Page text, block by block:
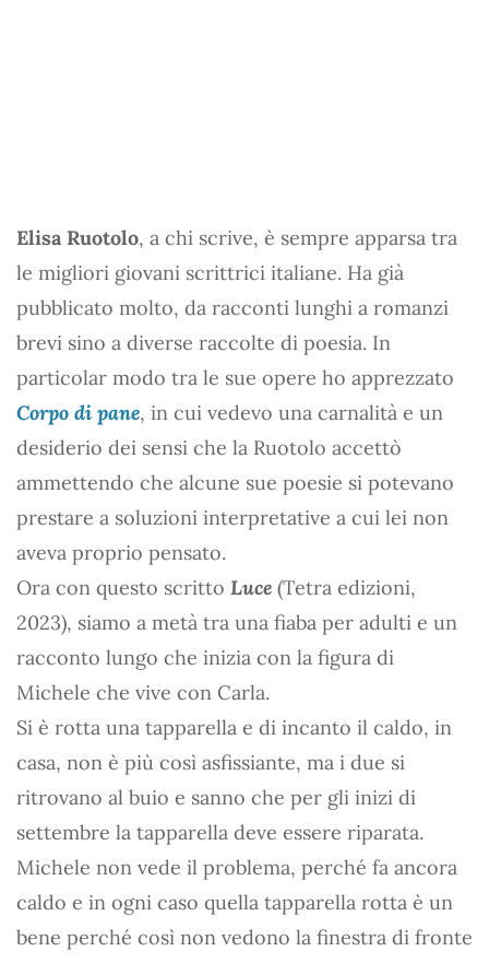
Elisa Ruotolo, a chi scrive, è sempre apparsa tra
le migliori giovani scrittrici italiane. Ha già
pubblicato molto, da racconti lunghi a romanzi
brevi sino a diverse raccolte di poesia. In
particolar modo tra le sue opere ho apprezzato
Corpo di pane, in cui vedevo una carnalità e un
desiderio dei sensi che la Ruotolo accettò
ammettendo che alcune sue poesie si potevano
prestare a soluzioni interpretative a cui lei non
aveva proprio pensato.
Ora con questo scritto Luce (Tetra edizioni,
2023), siamo a metà tra una fiaba per adulti e un
racconto lungo che inizia con la figura di
Michele che vive con Carla.
Si è rotta una tapparella e di incanto il caldo, in
casa, non è più così asfissiante, ma i due si
ritrovano al buio e sanno che per gli inizi di
settembre la tapparella deve essere riparata.
Michele non vede il problema, perché fa ancora
caldo e in ogni caso quella tapparella rotta è un
bene perché così non vedono la finestra di fronte